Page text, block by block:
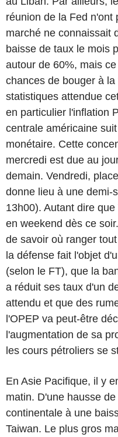
réunion de la Fed n'ont
marché ne connaissait
baisse de taux le mois
autour de 60%, mais
chances de bouger à
statistiques attendue
en particulier l'inflation
centrale américaine
monétaire. Cette
mercredi est due au
demain. Vendredi,
donne lieu à une demi-
13h00). Autant dire
en weekend dès ce
de savoir où ranger
la défense fait l'objet
(selon le FT), que la
a réduit ses taux d'un
attendu et que des
l'OPEP va peut-être
l'augmentation de sa
les cours pétroliers se
En Asie Pacifique, il y
matin. D'une hausse
continentale à une
Taiwan. Le plus gros